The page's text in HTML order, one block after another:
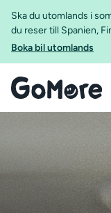
Ska du utomlands i
du reser till Spanien,
Boka bil utomlands